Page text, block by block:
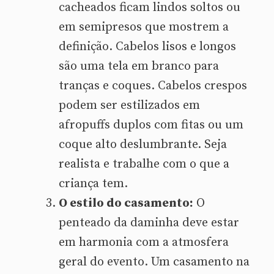
cacheados ficam lindos soltos ou
em semipresos que mostrem a
definição. Cabelos lisos e longos
são uma tela em branco para
tranças e coques. Cabelos crespos
podem ser estilizados em
afropuffs duplos com fitas ou um
coque alto deslumbrante. Seja
realista e trabalhe com o que a
criança tem.
O estilo do casamento: O
penteado da daminha deve estar
em harmonia com a atmosfera
geral do evento. Um casamento na